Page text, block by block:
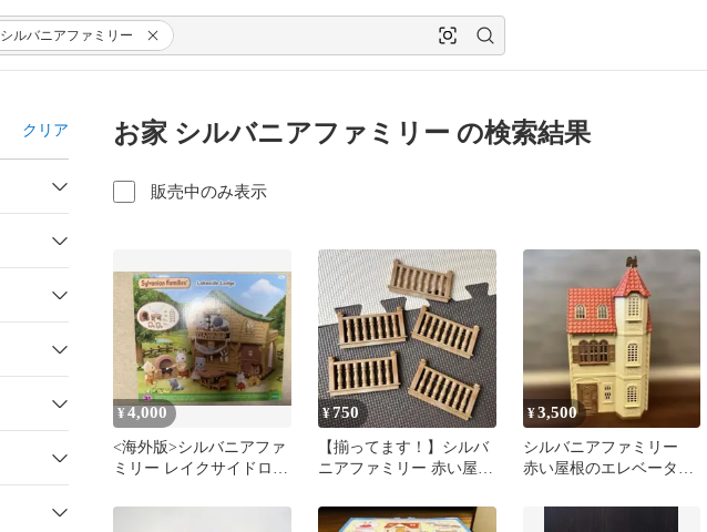
シルバニアファミリー
クリア お家 シルバニアファミリー の検索結果
販売中のみ表示
¥4,000
<海外版>シルバニアファ
ミリー レイクサイドロッ
¥750
【揃ってます！】シルバ
ニアファミリー 赤い屋根
コニー
¥3,500
シルバニアファミリー
赤い屋根のエレベーター